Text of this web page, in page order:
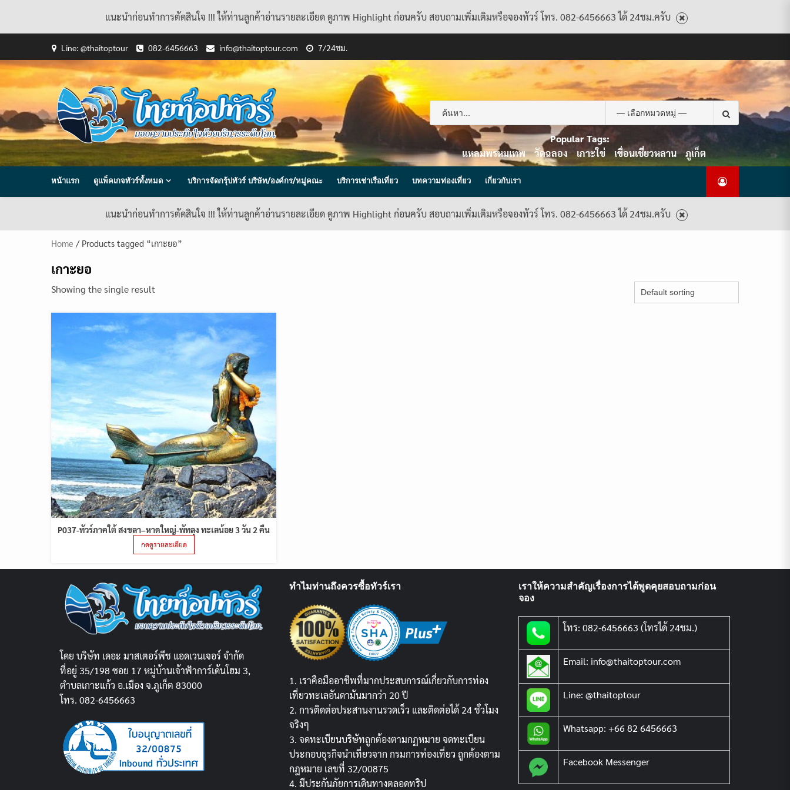
แนะนำก่อนทำการตัดสินใจ !!! ให้ท่านลูกค้าอ่านรายละเอียด ดูภาพ Highlight ก่อนครับ สอบถามเพิ่มเติมหรือจองทัวร์ โทร. 082-6456663 ได้ 24ชม.ครับ
content
Line: @thaitoptour 082-6456663 info@thaitoptour.com 7/24ชม.
US
ACCOUNT
POLICY
AND
CONDITIONS
แพ็คเกจ
ทัวร์
ทั้งหมด
ต้อนรับ
สู่
ไทย
กับ
เรา
ทัวร์
ทั้งหมด
Search
for:
Popular Tags:
แหลมพรหมเทพ
วัดฉลอง เกาะใข่ เขื่อนเชี่ยวหลาน ภูเก็ต
หน้าแรก ดูแพ็คเกจทัวร์ทั้งหมด บริการจัดกรุ้ปทัวร์ บริษัท/องค์กร/หมู่คณะ บริการเช่าเรือเที่ยว บทความท่องเที่ยว เกี่ยวกับเรา
แนะนำก่อนทำการตัดสินใจ !!! ให้ท่านลูกค้าอ่านรายละเอียด ดูภาพ Highlight ก่อนครับ สอบถามเพิ่มเติมหรือจองทัวร์ โทร. 082-6456663 ได้ 24ชม.ครับ
Home / Products tagged “เกาะยอ”
เกาะยอ
Showing the single result
P037-ทัวร์ภาคใต้ สงขลา–หาดใหญ่-พัทลุง ทะเลน้อย 3 วัน 2 คืน
กดดูรายละเอียด
โดย บริษัท เดอะ มาสเตอร์พีช แอดเวนเจอร์ จำกัด
ที่อยู่ 35/198 ซอย 17 หมู่บ้านเจ้าฟ้าการ์เด้นโฮม 3,
ตำบลเกาะแก้ว อ.เมือง จ.ภูเก็ต 83000
โทร. 082-6456663
ทำไมท่านถึงควรซื้อทัวร์เรา
1. เราคือมืออาชีพที่มากประสบการณ์เกี่ยวกับการท่อง
เที่ยวทะเลอันดามันมากว่า 20 ปี
2. การติดต่อประสานงานรวดเร็ว และติดต่อได้ 24 ชั่วโมง
จริงๆ
3. จดทะเบียนบริษัทถูกต้องตามกฏหมาย จดทะเบียน
ประกอบธุรกิจนำเที่ยวจาก กรมการท่องเที่ยว ถูกต้องตาม
กฎหมาย เลขที่ 32/00875
4. มีประกันภัยการเดินทางตลอดทริป
เราให้ความสำคัญเรื่องการได้พูดคุยสอบถามก่อน
จอง
โทร: 082-6456663 (โทรได้ 24ชม.)
Email: info@thaitoptour.com
Line: @thaitoptour
Whatsapp: +66 82 6456663
Facebook Messenger